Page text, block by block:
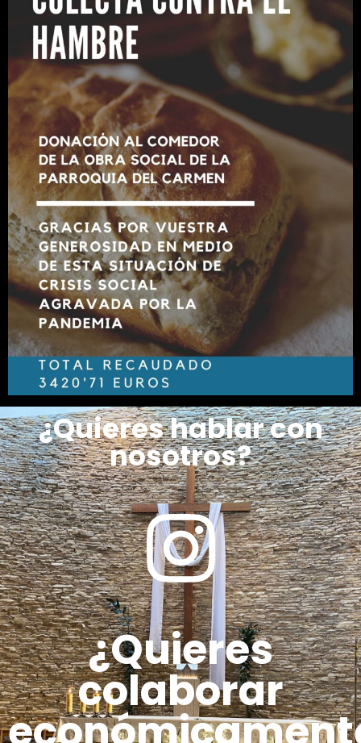
¿Quieres hablar con
nosotros?
¿Quieres
colaborar